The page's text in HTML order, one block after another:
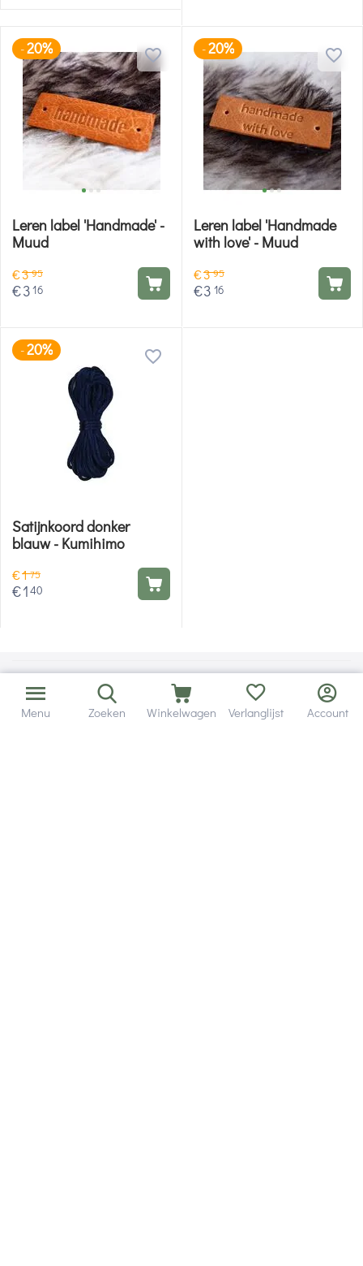
-20%
Leren label 'Handmade' -
Muud
€395
€316
-20%
Leren label 'Handmade
with love' - Muud
€395
€3 16
-20%
Satijnkoord donker
blauw - Kumihimo
€175
€140
Menu Zoeken Winkelwagen Verlanglijst Account